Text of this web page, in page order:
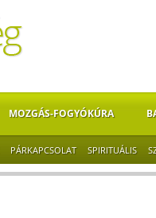
MOZGÁS-FOGYÓKÚRA
PÁRKAPCSOLAT SPIRITUÁLIS